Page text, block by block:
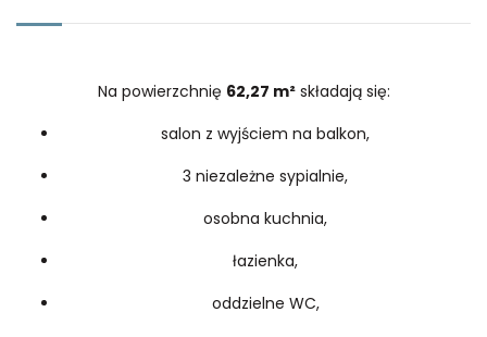
Na powierzchnię 62,27 m²składają się:
salon z wyjściem na balkon,
3 niezależne sypialnie,
osobna kuchnia,
łazienka,
oddzielne WC,